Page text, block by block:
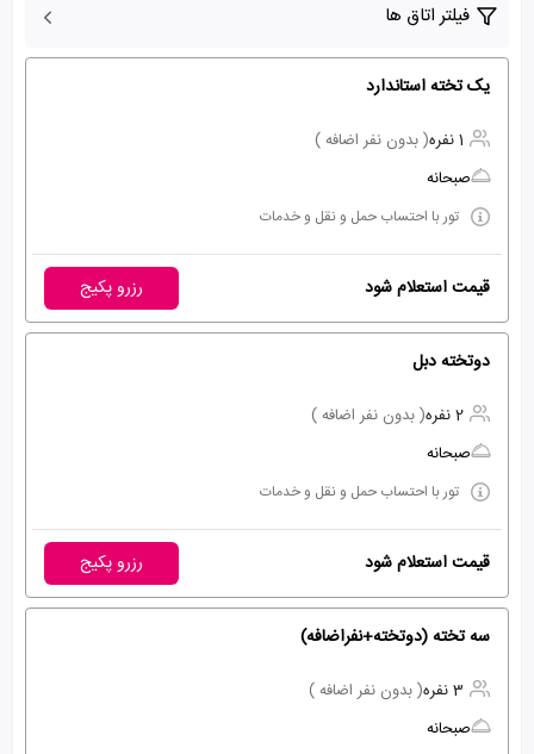
فیلتر اتاق ها
یک تخته استاندارد
1 نفره
( بدون نفر اضافه )
صبحانه
تور با احتساب حمل و نقل و خدمات
قیمت استعلام شود رزرو پکیج
دوتخته دبل
2 نفره
( بدون نفر اضافه )
صبحانه
تور با احتساب حمل و نقل و خدمات
قیمت استعلام شود رزرو پکیج
سه تخته (دوتخته+نفراضافه)
3 نفره
( بدون نفر اضافه )
صبحانه